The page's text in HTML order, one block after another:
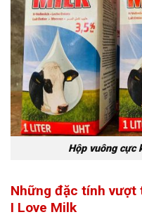
Hộp vuông cực
Những đặc tính
I Love Milk